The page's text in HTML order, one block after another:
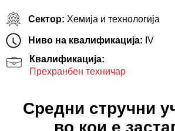
Сектор: Хемија и технологија
Ниво на квалификација: IV
Квалификација:
Прехранбен техничар
Средни стручни
во кои е